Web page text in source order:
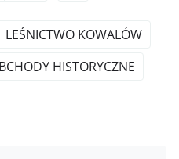
LEŚNICTWO KOWALÓW
HISTORYCZNE